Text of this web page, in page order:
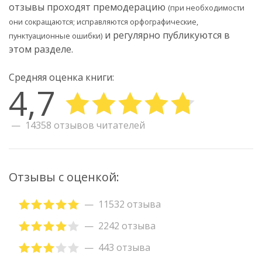
отзывы проходят премодерацию (при необходимости
они сокращаются; исправляются орфографические,
пунктуационные ошибки) и регулярно публикуются в
этом разделе.
Средняя оценка книги:
4,7
14358 отзывов читателей
Отзывы с оценкой:
11532 отзыва
2242 отзыва
443 отзыва